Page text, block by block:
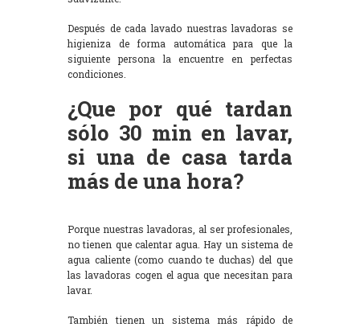
Después de cada lavado nuestras lavadoras se
higieniza de forma automática para que la
siguiente persona la encuentre en perfectas
condiciones.
¿Que por qué tardan
sólo 30 min en lavar,
si una de casa tarda
más de una hora?
Porque nuestras lavadoras, al ser profesionales,
no tienen que calentar agua. Hay un sistema de
agua caliente (como cuando te duchas) del que
las lavadoras cogen el agua que necesitan para
lavar.
También tienen un sistema más rápido de